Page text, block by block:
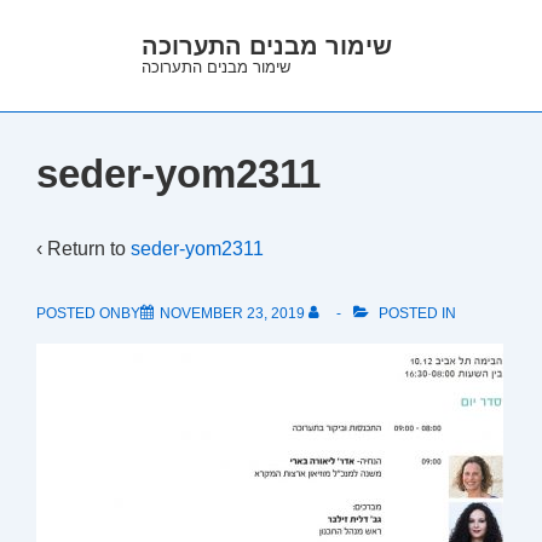
Main
שימור מבנים התערוכה
שימור מבנים התערוכה
seder-yom2311
‹ Return to seder-yom2311
POSTED ONBY NOVEMBER 23, 2019 POSTED IN